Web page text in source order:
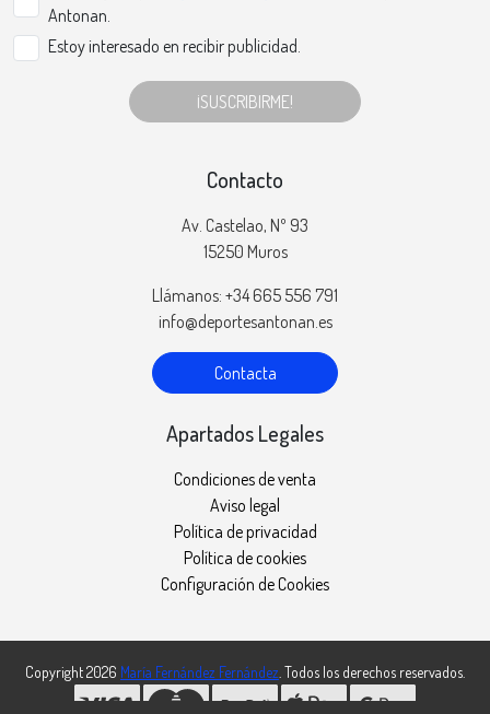
Antonan.
Estoy interesado en recibir publicidad.
¡SUSCRIBIRME!
Contacto
Av. Castelao, Nº 93
15250 Muros
Llámanos: +34 665 556 791
info@deportesantonan.es
Contacta
Apartados Legales
Condiciones de venta
Aviso legal
Política de privacidad
Política de cookies
Configuración de Cookies
Copyright 2026 María Fernández Fernández . Todos los derechos reservados.